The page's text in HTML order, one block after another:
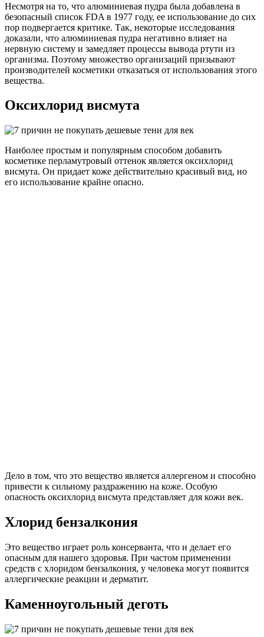
Несмотря на то, что алюминиевая пудра была добавлена в
безопасный список FDA в 1977 году, ее использование до сих
пор подвергается критике. Так, некоторые исследования
доказали, что алюминиевая пудра негативно влияет на
нервную систему и замедляет процессы вывода ртути из
организма. Поэтому множество организаций призывают
производителей косметики отказаться от использования этого
вещества.
Оксихлорид висмута
Наиболее простым и популярным способом добавить
косметике перламутровый оттенок является оксихлорид
висмута. Он придает коже действительно красивый вид, но
его использование крайне опасно.
Дело в том, что это вещество является аллергеном и способно
привести к сильному раздражению на коже. Особую
опасность оксихлорид висмута представляет для кожи век.
Хлорид бензалкония
Это вещество играет роль консерванта, что и делает его
опасным для нашего здоровья. При частом применении
средств с хлоридом бензалкония, у человека могут появится
аллергические реакции и дерматит.
Каменноугольный деготь